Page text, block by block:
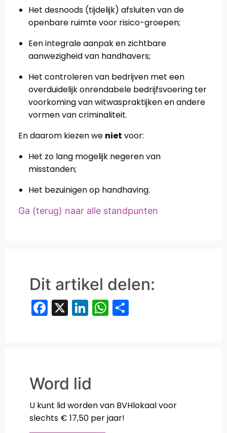
Het desnoods (tijdelijk) afsluiten van de
openbare ruimte voor risico-groepen;
Een integrale aanpak en zichtbare
aanwezigheid van handhavers;
Het controleren van bedrijven met een
overduidelijk onrendabele bedrijfsvoering ter
voorkoming van witwaspraktijken en andere
vormen van criminaliteit.
En daarom kiezen we niet voor:
Het zo lang mogelijk negeren van
misstanden;
Het bezuinigen op handhaving.
Ga (terug) naar alle standpunten
Dit artikel delen:
Facebook
X LinkedIn
WhatsApp
Word lid
U kunt lid worden van BVHlokaal voor
slechts € 17,50 per jaar!